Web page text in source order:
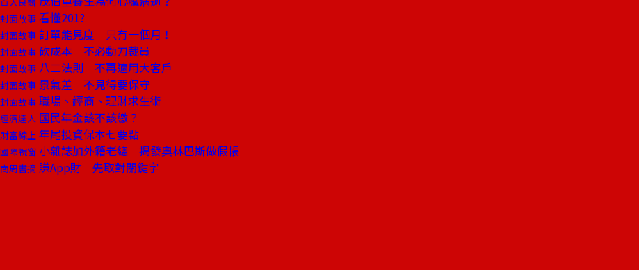
封面故事 看懂201?
封面故事 訂單能見度 只有一個月！
封面故事 砍成本 不必動刀裁員
封面故事 八二法則 不再適用大客戶
封面故事 景氣差 不見得要保守
封面故事 職場、經商、理財求生術
經濟達人 國民年金該不該繳？
財富線上 年尾投資保本七要點
國際視窗 小雜誌加外籍老總 揭發奧林巴斯做假帳
商周書摘 賺App財 先取對關鍵字